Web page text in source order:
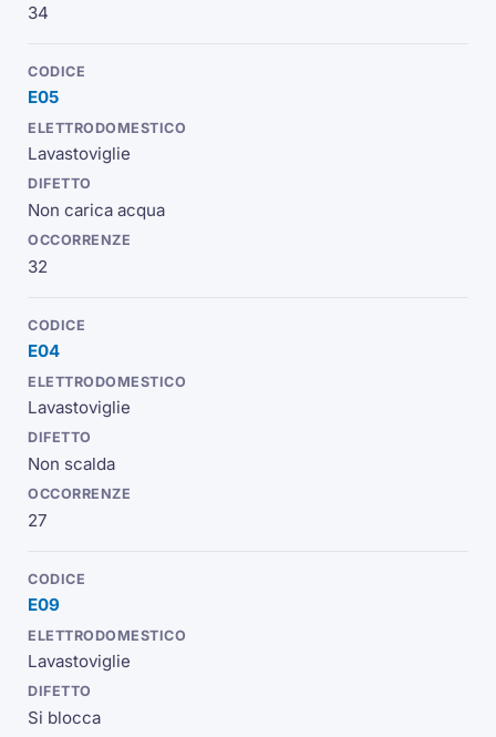
34
E05
Lavastoviglie
Non carica acqua
32
E04
Lavastoviglie
Non scalda
27
E09
Lavastoviglie
Si blocca